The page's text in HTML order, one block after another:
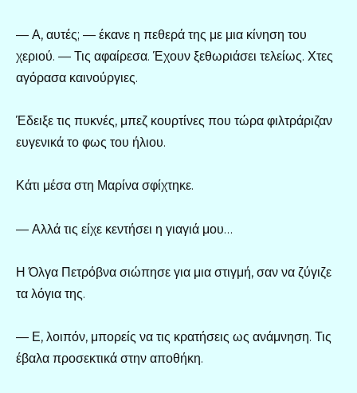
— Α, αυτές; — έκανε η πεθερά της με μια κίνηση του
χεριού. — Τις αφαίρεσα. Έχουν ξεθωριάσει τελείως. Χτες
αγόρασα καινούργιες.
Έδειξε τις πυκνές, μπεζ κουρτίνες που τώρα φιλτράριζαν
ευγενικά το φως του ήλιου.
Κάτι μέσα στη Μαρίνα σφίχτηκε.
— Αλλά τις είχε κεντήσει η γιαγιά μου…
Η Όλγα Πετρόβνα σιώπησε για μια στιγμή, σαν να ζύγιζε
τα λόγια της.
— Ε, λοιπόν, μπορείς να τις κρατήσεις ως ανάμνηση. Τις
έβαλα προσεκτικά στην αποθήκη.